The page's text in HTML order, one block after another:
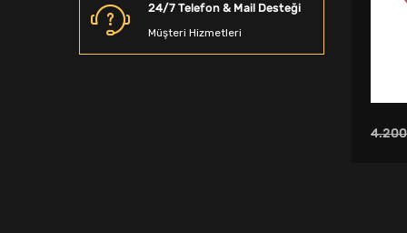
Boyunluk
Ağırlık Sehpaları
24/7 Telefon & Mail Desteği
Müşteri Hizmetleri